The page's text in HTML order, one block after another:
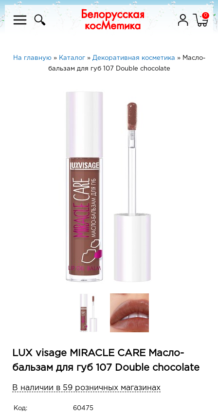
0
На главную» Каталог» Декоративная косметика » Масло-
бальзам для губ 107 Double chocolate
LUX visage MIRACLE CARE Масло-
бальзам для губ 107 Double chocolate
В наличии в 59 розничных магазинах
Код: 60475